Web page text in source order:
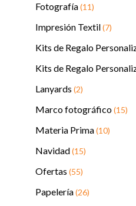
Fotografía(11)
Impresión Textil(7)
Kits de Regalo
Kits de Regalo
Lanyards (2)
Marco fotográfico(15)
Materia Prima(10)
Navidad(15)
Ofertas (55)
Papelería(26)